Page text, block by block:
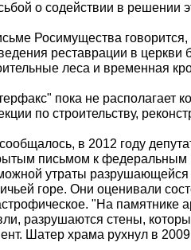
о содействии в решении
Росимущества
реставрации в церкви
леса и временная
пока не располагает
по строительству,
в 2012 году
письмом к федеральным
утраты
горе. Они оценивали
"На памятнике
разрушаются стены,
Шатер храма рухнул в